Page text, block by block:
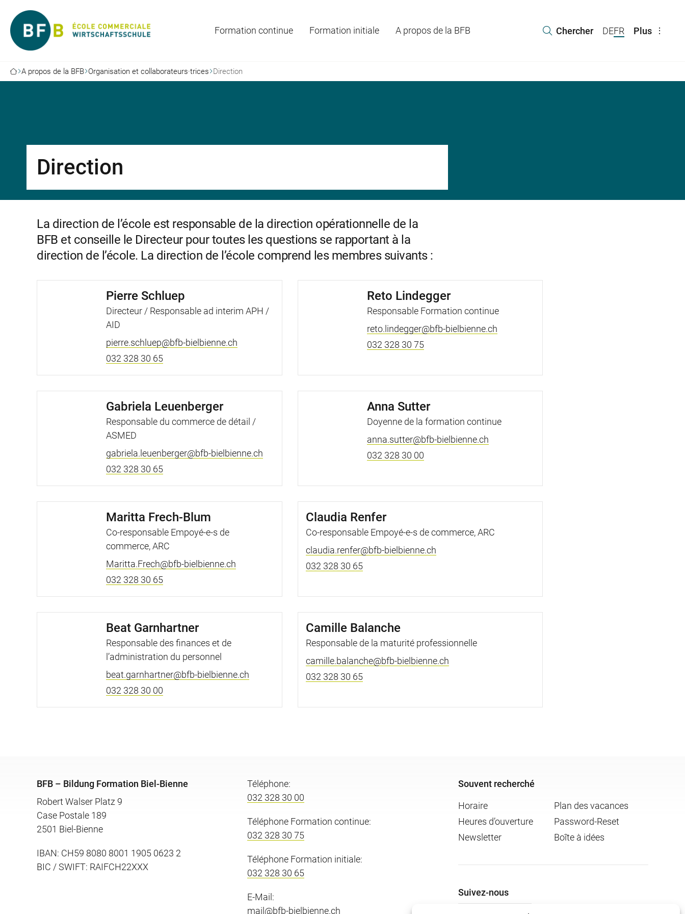
Formation continue Formation initiale A propos de la BFB Chercher DEFR Plus
A propos de la BFB Organisation et collaborateurs·trices Direction
Direction
La direction de l’école est responsable de la direction opérationnelle de la
BFB et conseille le Directeur pour toutes les questions se rapportant à la
direction de l’école. La direction de l’école comprend les membres suivants :
Pierre Schluep
Directeur / Responsable ad interim APH /
AID
pierre.schluep@bfb-bielbienne.ch
032 328 30 65
Reto Lindegger
Responsable Formation continue
reto.lindegger@bfb-bielbienne.ch
032 328 30 75
Gabriela Leuenberger
Responsable du commerce de détail /
ASMED
gabriela.leuenberger@bfb-bielbienne.ch
032 328 30 65
Anna Sutter
Doyenne de la formation continue
anna.sutter@bfb-bielbienne.ch
032 328 30 00
Maritta Frech-Blum
Co-responsable Empoyé-e-s de
commerce, ARC
Maritta.Frech@bfb-bielbienne.ch
032 328 30 65
Claudia Renfer
Co-responsable Empoyé-e-s de commerce, ARC
claudia.renfer@bfb-bielbienne.ch
032 328 30 65
Beat Garnhartner
Responsable des finances et de
l’administration du personnel
beat.garnhartner@bfb-bielbienne.ch
032 328 30 00
Camille Balanche
Responsable de la maturité professionnelle
camille.balanche@bfb-bielbienne.ch
032 328 30 65
BFB – Bildung Formation Biel-Bienne
Robert Walser Platz 9
Case Postale 189
2501 Biel-Bienne
IBAN: CH59 8080 8001 1905 0623 2
BIC / SWIFT: RAIFCH22XXX
Téléphone:
032 328 30 00
Téléphone Formation continue:
032 328 30 75
Téléphone Formation initiale:
032 328 30 65
E-Mail:
mail@bfb-bielbienne.ch
Souvent recherché
Horaire
Plan des vacances
Heures d’ouverture
Password-Reset
Newsletter
Boîte à idées
Suivez-nous